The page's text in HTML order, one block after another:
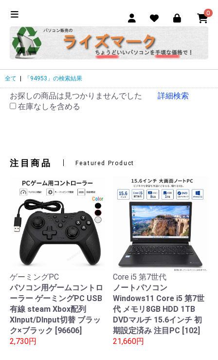
0
全て 「94953」の検索結果
お探しの商品は見つかりませんでした
詳細検索
在庫なしを含める
注目商品 Featured Product
ゲーミングPC
パソコン用ゲームコントロ
ーラー ゲーミングPC USB
有線 steam Xbox配列
XInput/DInput切替 ブラッ
ク×ブラック [96606]
2,730円
Core i5 第7世代
ノートパソコン
Windows11 Core i5 第7世
代 メモリ8GB HDD 1TB
DVDマルチ 15.6インチ 初
期設定済み 注目PC [102]
21,660円